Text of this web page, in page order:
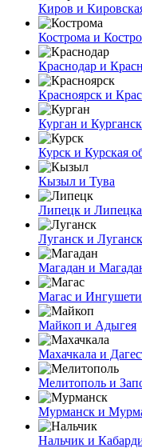
Киров и
Кострома и
Краснодар и
Красноярск и
Курган и
Курск и Курская
Кызыл и Тува
Липецк и
Луганск и
Магадан и
Магас и
Майкоп и Адыгея
Махачкала и
Мелитополь и
Мурманск и
Нальчик и